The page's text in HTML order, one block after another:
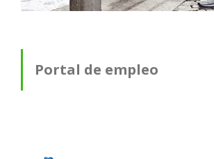
Portal de empleo